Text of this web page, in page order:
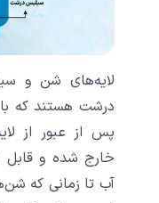
لایه‌های شن و
درشت هستند که
پس از عبور از
خارج شده و قابل
آب تا زمانی که